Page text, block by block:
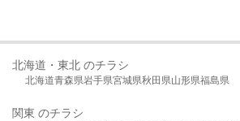
北海道・東北 のチラシ
北海道青森県岩手県宮城県秋田県山形県福島県
関東 のチラシ